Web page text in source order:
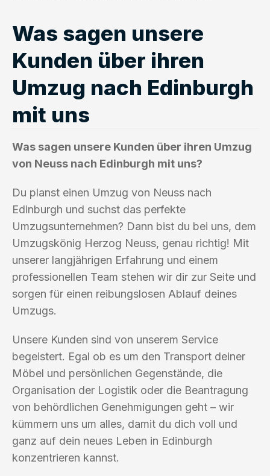
Was sagen unsere
Kunden über ihren
Umzug nach Edinburgh
mit uns
Was sagen unsere Kunden über ihren Umzug
von Neuss nach Edinburgh mit uns?
Du planst einen Umzug von Neuss nach
Edinburgh und suchst das perfekte
Umzugsunternehmen? Dann bist du bei uns, dem
Umzugskönig Herzog Neuss, genau richtig! Mit
unserer langjährigen Erfahrung und einem
professionellen Team stehen wir dir zur Seite und
sorgen für einen reibungslosen Ablauf deines
Umzugs.
Unsere Kunden sind von unserem Service
begeistert. Egal ob es um den Transport deiner
Möbel und persönlichen Gegenstände, die
Organisation der Logistik oder die Beantragung
von behördlichen Genehmigungen geht – wir
kümmern uns um alles, damit du dich voll und
ganz auf dein neues Leben in Edinburgh
konzentrieren kannst.